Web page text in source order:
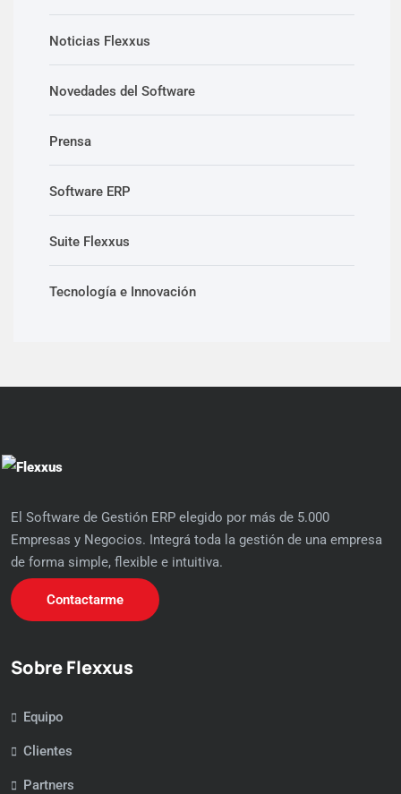
Noticias Flexxus
Novedades del Software
Prensa
Software ERP
Suite Flexxus
Tecnología e Innovación
El Software de Gestión ERP elegido por más de 5.000
Empresas y Negocios. Integrá toda la gestión de una empresa
de forma simple, flexible e intuitiva.
Contactarme
Sobre Flexxus
Equipo
Clientes
Partners